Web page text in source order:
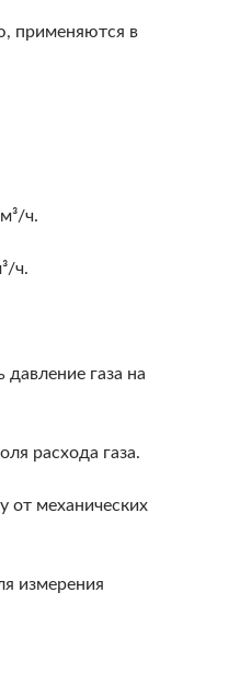
применяются в
ч.
ч.
газа на
расхода газа.
от механических
измерения